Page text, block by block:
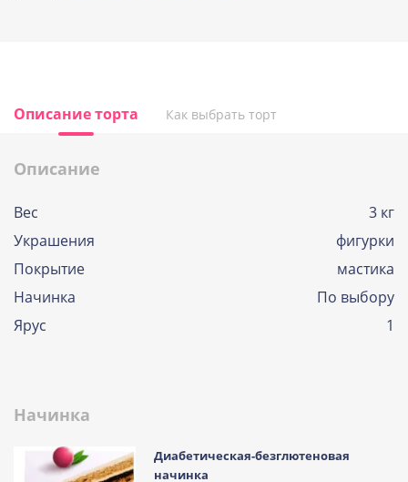
Описание торта Как выбрать торт
Описание
Вес
3 кг
Украшения
фигурки
Покрытие
мастика
Начинка
По выбору
Ярус
1
Начинка
Диабетическая-безглютеновая
начинка